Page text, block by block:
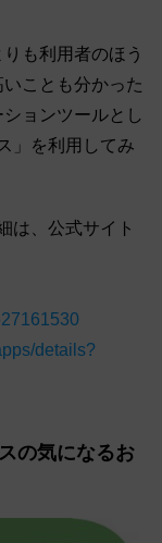
も利用者のほう
ことも分かった
ョンツールとし
」を利用してみ
は、公式サイト
details?
の気になるお